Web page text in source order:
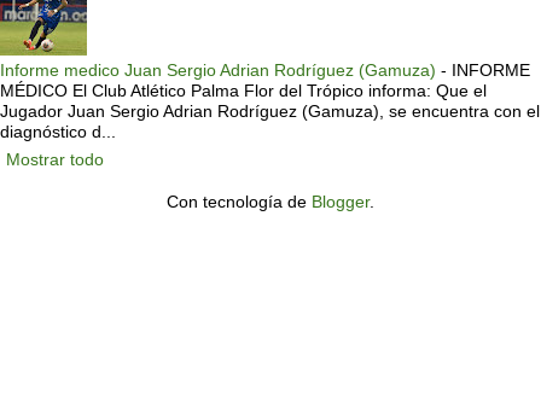
Informe medico Juan Sergio Adrian Rodríguez (Gamuza) - INFORME
MÉDICO El Club Atlético Palma Flor del Trópico informa: Que el
Jugador Juan Sergio Adrian Rodríguez (Gamuza), se encuentra con el
diagnóstico d...
Mostrar todo
Con tecnología de Blogger.